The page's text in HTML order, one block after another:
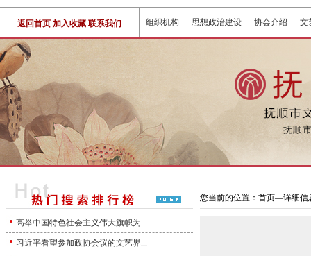
返回首页 加入收藏 联系我们 组织机构 思想政治建设 协会介绍 文
高举中国特色社会主义伟大旗帜为...
习近平看望参加政协会议的文艺界...
您当前的位置：首页—详细